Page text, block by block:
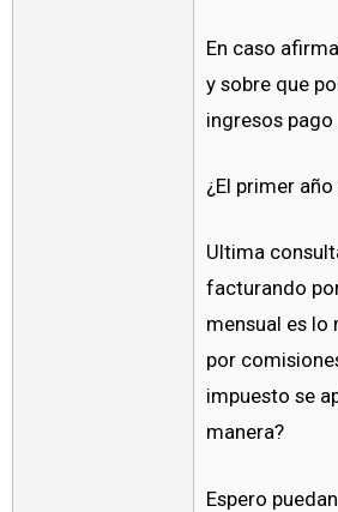
En caso
y sobre que
ingresos pago
¿El primer
Ultima
facturando
mensual es
por
impuesto se
manera?
Espero